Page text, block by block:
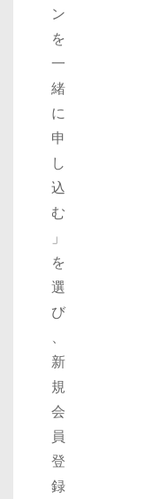
ン
を
一
緒
に
申
し
込
む
」
を
選
び
、
新
規
会
員
登
録